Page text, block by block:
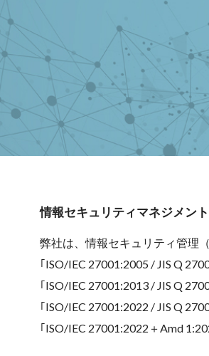
情報セキュリティマネジメン
弊社は、情報セキュリティ管理
｢ISO/IEC 27001:2005 / JIS Q
｢ISO/IEC 27001:2013 / JIS Q
｢ISO/IEC 27001:2022 / JIS Q
｢ISO/IEC 27001:2022＋Amd